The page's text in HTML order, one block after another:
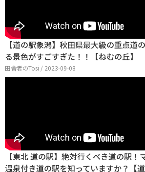
【道の駅象潟】秋田県最大級の重点道
る景色がすごすぎた！！【ねむの丘】
田舎者のTosi / 2023-09-08
【東北 道の駅】絶対行くべき道の駅！
温泉付き道の駅を知っていますか？【道